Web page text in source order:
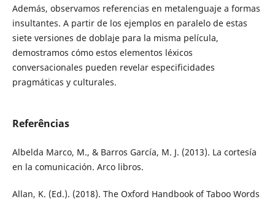
Además, observamos referencias en metalenguaje a formas
insultantes. A partir de los ejemplos en paralelo de estas
siete versiones de doblaje para la misma película,
demostramos cómo estos elementos léxicos
conversacionales pueden revelar especificidades
pragmáticas y culturales.
Referências
Albelda Marco, M., & Barros García, M. J. (2013). La cortesía
en la comunicación. Arco libros.
Allan, K. (Ed.). (2018). The Oxford Handbook of Taboo Words